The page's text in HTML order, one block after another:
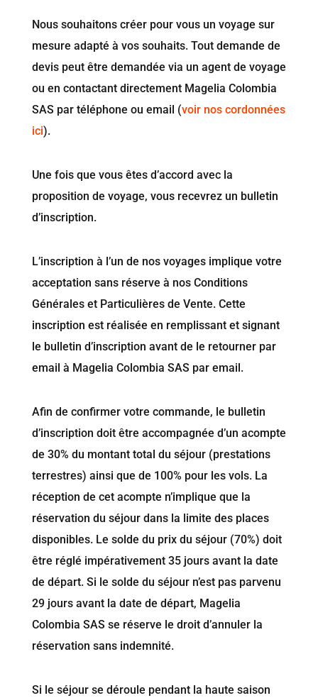
Nous souhaitons créer pour vous un voyage sur
mesure adapté à vos souhaits. Tout demande de
devis peut être demandée via un agent de voyage
ou en contactant directement Magelia Colombia
SAS par téléphone ou email (voir nos cordonnées
ici).
Une fois que vous êtes d’accord avec la
proposition de voyage, vous recevrez un bulletin
d’inscription.
L’inscription à l’un de nos voyages implique votre
acceptation sans réserve à nos Conditions
Générales et Particulières de Vente. Cette
inscription est réalisée en remplissant et signant
le bulletin d’inscription avant de le retourner par
email à Magelia Colombia SAS par email.
Afin de confirmer votre commande, le bulletin
d’inscription doit être accompagnée d’un acompte
de 30% du montant total du séjour (prestations
terrestres) ainsi que de 100% pour les vols. La
réception de cet acompte n’implique que la
réservation du séjour dans la limite des places
disponibles. Le solde du prix du séjour (70%) doit
être réglé impérativement 35 jours avant la date
de départ. Si le solde du séjour n’est pas parvenu
29 jours avant la date de départ, Magelia
Colombia SAS se réserve le droit d’annuler la
réservation sans indemnité.
Si le séjour se déroule pendant la haute saison